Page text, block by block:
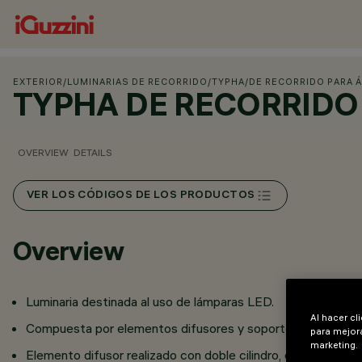
EXTERIOR /LUMINARIAS DE RECORRIDO /TYPHA/DE RECORRIDO PARA
TYPHA DE
OVERVIEW DETAILS
VER LOS CÓDIGOS DE LOS PRODUCTOS
Overview
Luminaria destinada al uso de lámparas LED.
Compuesta por elementos difusores y soporte inferior
Elemento difusor realizado con doble cilindro, cuerpo
Al hacer
para
marketing.